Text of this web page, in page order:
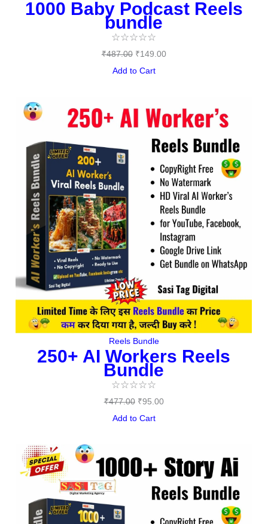
1000 Baby Podcast Reels
bundle
☆☆☆☆☆
₹487.00 ₹149.00
Add to Cart
Reels Bundle
250+ AI Workers Reels
Bundle
☆☆☆☆☆
₹477.00
price
was:
₹477.00.
₹95.00
price
₹95.00.
Add to Cart
price
₹497.00.
price
₹149.00.